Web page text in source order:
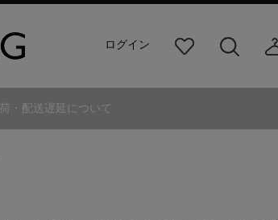
ログイン
り
ダ
寄
・配送遅延について